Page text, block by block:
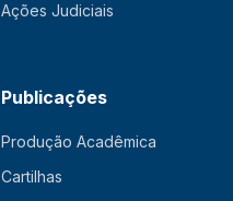
Ações Judiciais
Publicações
Produção Acadêmica
Cartilhas